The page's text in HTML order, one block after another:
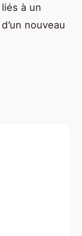
à un
nouveau